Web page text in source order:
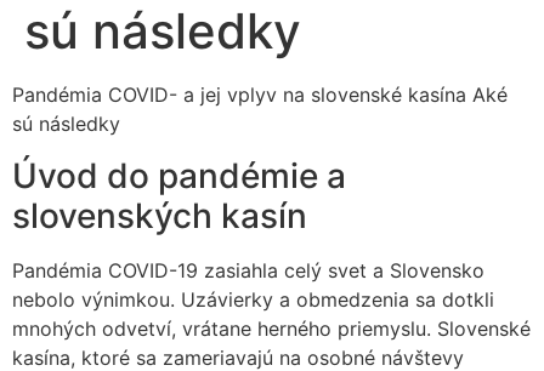
sú následky
Pandémia COVID- a jej vplyv na slovenské kasína Aké
sú následky
Úvod do pandémie a
slovenských kasín
Pandémia COVID-19 zasiahla celý svet a Slovensko
nebolo výnimkou. Uzávierky a obmedzenia sa dotkli
mnohých odvetví, vrátane herného priemyslu. Slovenské
kasína, ktoré sa zameriavajú na osobné návštevy